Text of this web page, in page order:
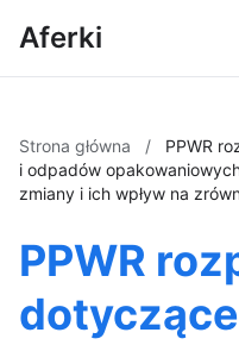
Aferki
Strona główna /
PPWR
i odpadów
zmiany i ich wpływ na
PPWR